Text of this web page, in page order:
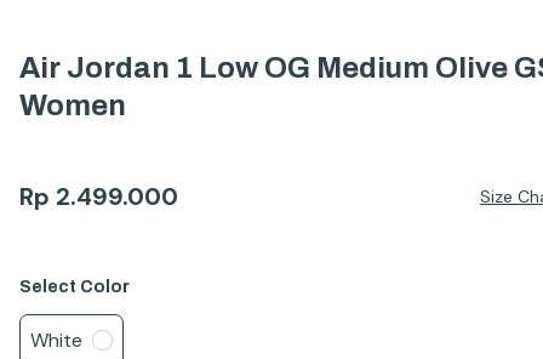
Air Jordan 1 Low OG Medium Olive
Women
Rp 2.499.000 Size
Select Color
White